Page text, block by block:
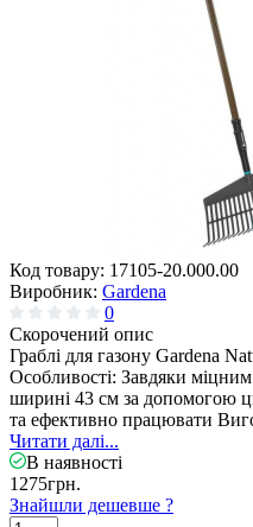
Код товару: 17105-20.000.00
Виробник: Gardena
0
Скорочений опис
Граблі для газону Gardena
Особливості: Завдяки
ширині 43 см за допомогою
та ефективно працювати
Читати далі...
В наявності
1275грн.
Знайшли дешевше ?